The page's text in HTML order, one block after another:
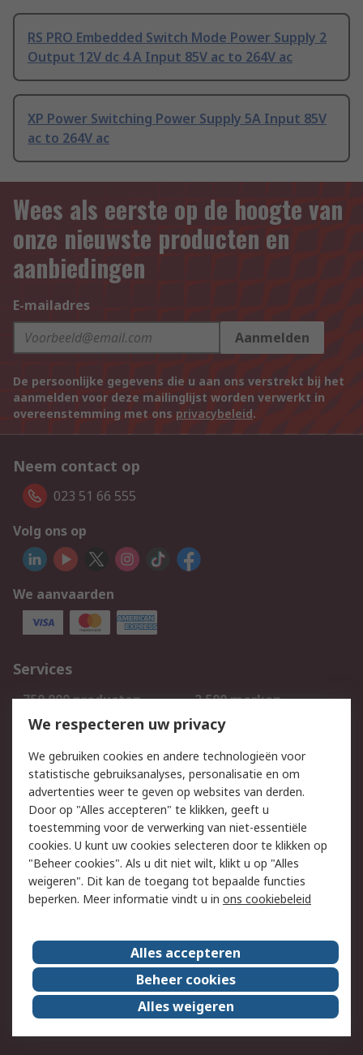
RS PRO Embedded Switch Mode Power Supply 2
Output 12V dc 4 A Input 85V ac to 264V ac
XP Power Switching Power Supply 5A Input 85V
ac to 264V ac
Wees als eerste op de hoogte van
onze nieuwste producten en
aanbiedingen
E-mailadres
Aanmelden
De persoonlijke gegevens die u aan ons verstrekt bij het
aanmelden voor deze mailinglijst worden verwerkt in
overeenstemming met ons privacybeleid.
Neem contact op
023 51 66 555
Volg ons op
We aanvaarden
Services
750.000 producten
2.500 merken
Bestellen
Inkoopoplossingen
Track & Trace
Wettelijk
Cookiebeleid
Email veiligheid
Privacybeleid
Websitevoorwaarden
Algemene
verkoopvoorwaarden
Over RS
RS Group
Over ons
RS wereldwijd
Werken bij RS
ESG
We respecteren uw privacy
We gebruiken cookies en andere technologieën voor
statistische gebruiksanalyses, personalisatie en om
advertenties weer te geven op websites van derden.
Door op "Alles accepteren" te klikken, geeft u
toestemming voor de verwerking van niet-essentiële
cookies. U kunt uw cookies selecteren door te klikken op
"Beheer cookies". Als u dit niet wilt, klikt u op "Alles
weigeren". Dit kan de toegang tot bepaalde functies
beperken. Meer informatie vindt u in ons cookiebeleid
Alles accepteren
Beheer cookies
Alles weigeren